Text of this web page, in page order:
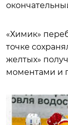
«Химик»
точке
желтых»
моментами и